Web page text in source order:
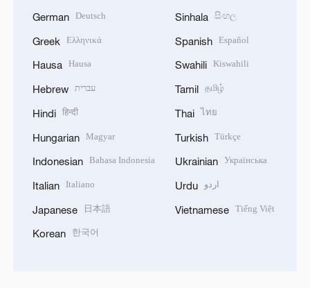
German Deutsch
Greek Ελληνικά
Hausa Hausa
Hebrew עברית
Hindi हिन्दी
Hungarian Magyar
Indonesian Bahasa Indonesia
Italian Italiano
Japanese 日本語
Korean 한국어
Sinhala සිංහල
Spanish Español
Swahili Kiswahili
Tamil தமிழ்
Thai ไทย
Turkish Türkçe
Ukrainian Українська
Urdu اردو
Vietnamese Tiếng Việt